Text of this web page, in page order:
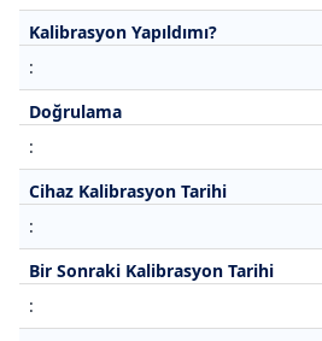
Kalibrasyon Yapıldımı?
:
Doğrulama
:
Cihaz Kalibrasyon Tarihi
:
Bir Sonraki Kalibrasyon Tarihi
: